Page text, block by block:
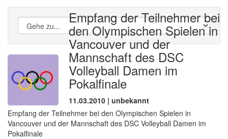
Empfang der Teilnehmer bei
den Olympischen Spielen in
Vancouver und der
Mannschaft des DSC
Volleyball Damen im
Pokalfinale
11.03.2010 | unbekannt
Empfang der Teilnehmer bei den Olympischen Spielen in
Vancouver und der Mannschaft des DSC Volleyball Damen im
Pokalfinale